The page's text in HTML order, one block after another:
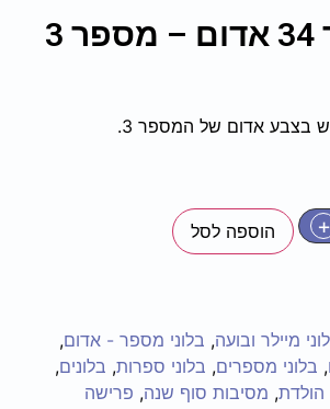
+ הוספה לסל
מיילר ובועה, בלוני מספר - אדום,
, בלוני מספרים, בלוני ספרות, בלונים,
הולדת, מסיבות סוף שנה, פרישה